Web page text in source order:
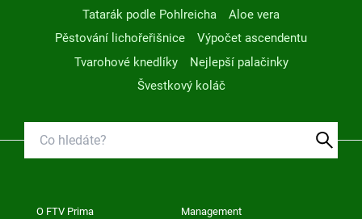
Tatarák podle Pohlreicha
Aloe vera
Pěstování lichořeřišnice
Výpočet ascendentu
Tvarohové knedlíky
Nejlepší palačinky
Švestkový koláč
O FTV Prima Management